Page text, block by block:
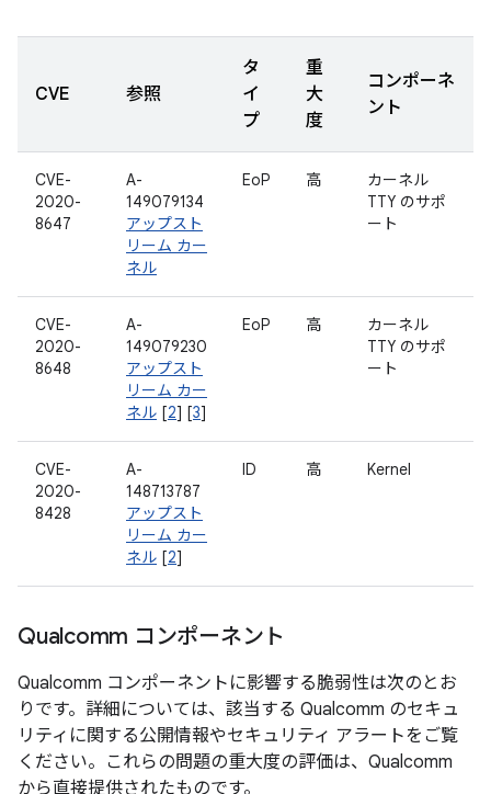
CVE 参照
タ
イ
プ
重
大
度
コンポーネ
ント
CVE-
2020-
8647
A-
149079134
アップスト
リーム カー
ネル
EoP 高
カーネル
TTY のサポ
ート
CVE-
2020-
8648
A-
149079230
アップスト
リーム カー
ネル [2] [3]
EoP 高
カーネル
TTY のサポ
ート
CVE-
2020-
8428
A-
148713787
アップスト
リーム カー
ネル [2]
ID 高 Kernel
Qualcomm コンポーネント
Qualcomm コンポーネントに影響する脆弱性は次のとお
りです。詳細については、該当する Qualcomm のセキュ
リティに関する公開情報やセキュリティ アラートをご覧
ください。これらの問題の重大度の評価は、Qualcomm
から直接提供されたものです。